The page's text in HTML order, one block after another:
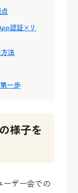
認証×リ
法
一歩
様子を
ーザー会での